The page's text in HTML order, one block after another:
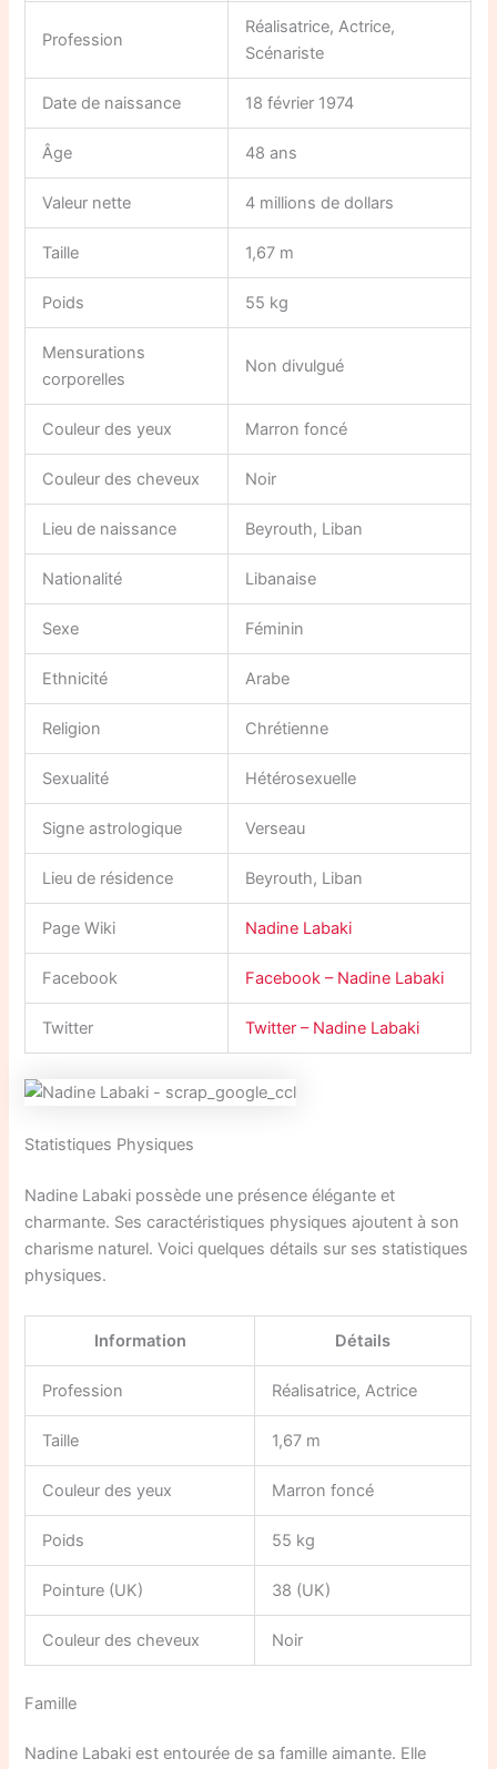
Profession
Réalisatrice, Actrice,
Scénariste
Date de naissance 18 février 1974
Âge 48 ans
Valeur nette 4 millions de dollars
Taille 1,67 m
Poids 55 kg
Mensurations
corporelles
Non divulgué
Couleur des yeux Marron foncé
Couleur des cheveux Noir
Lieu de naissance Beyrouth, Liban
Nationalité Libanaise
Sexe Féminin
Ethnicité Arabe
Religion Chrétienne
Sexualité Hétérosexuelle
Signe astrologique Verseau
Lieu de résidence Beyrouth, Liban
Page Wiki Nadine Labaki
Facebook Facebook – Nadine Labaki
Twitter Twitter – Nadine Labaki
Statistiques Physiques
Nadine Labaki possède une présence élégante et
charmante. Ses caractéristiques physiques ajoutent à son
charisme naturel. Voici quelques détails sur ses statistiques
physiques.
Information Détails
Profession Réalisatrice, Actrice
Taille 1,67 m
Couleur des yeux Marron foncé
Poids 55 kg
Pointure (UK) 38 (UK)
Couleur des cheveux Noir
Famille
Nadine Labaki est entourée de sa famille aimante. Elle